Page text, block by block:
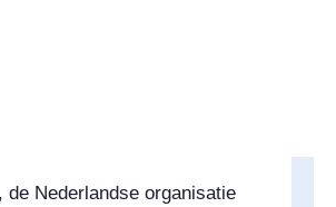
Nederlandse organisatie